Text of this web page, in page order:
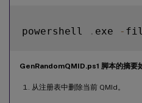
powershell . exe -
GenRandomQMID.ps1 脚本的摘要
从注册表中删除当前 QMId。